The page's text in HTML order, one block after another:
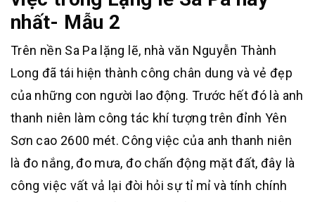
nhất- Mẫu 2
Trên nền Sa Pa lặng lẽ, nhà văn Nguyễn Thành
Long đã tái hiện thành công chân dung và vẻ đẹp
của những con người lao động. Trước hết đó là anh
thanh niên làm công tác khí tượng trên đỉnh Yên
Sơn cao 2600 mét. Công việc của anh thanh niên
là đo nắng, đo mưa, đo chấn động mặt đất, đây là
công việc vất vả lại đòi hỏi sự tỉ mỉ và tính chính